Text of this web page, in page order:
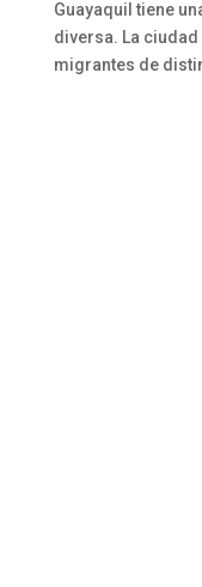
Guayaquil tiene
diversa. La
migrantes de